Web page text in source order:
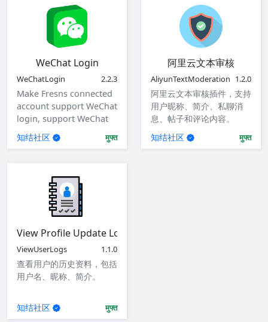
WeChat Login
WeChatLogin 2.2.3
Make Fresns connected
account support WeChat
login, support WeChat
login for website, mini
program, iOS app,
知结社区 मुफ्त
阿里云文本审核
AliyunTextModeration 1.2.0
阿里云文本审核插件，支持
用户昵称、简介、私聊消
息、帖子和评论内容。
知结社区
मुफ्त
View Profile Update Logs
ViewUserLogs 1.1.0
查看用户的历史资料，包括
用户名、昵称、简介。
知结社区 मुफ्त